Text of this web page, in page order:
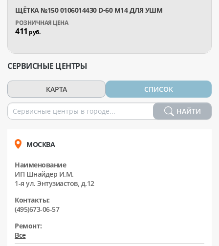
ЩЁТКА №150 0106014430 D-60 М14 ДЛЯ УШМ
411 руб.
СЕРВИСНЫЕ ЦЕНТРЫ
КАРТА СПИСОК
НАЙТИ
МОСКВА
Наименование
ИП Шнайдер И.М.
1-я ул. Энтузиастов, д.12
Контакты:
(495)673-06-57
Ремонт:
Все